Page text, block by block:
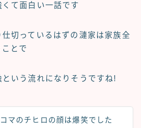
て面白い一話です
切っているはずの 漣家は家族全
とで
いう流れになりそう ですね!
マのチヒロの顔は爆笑でした